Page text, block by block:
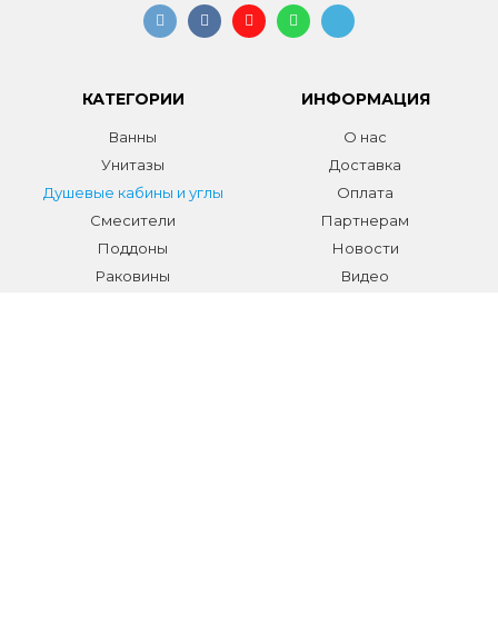
КАТЕГОРИИ
Ванны
Унитазы
Душевые кабины и углы
Смесители
Поддоны
Раковины
ИНФОРМАЦИЯ
О нас
Доставка
Оплата
Партнерам
Новости
Видео